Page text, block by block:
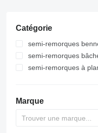
Catégorie
semi-remorques
semi-remorques
semi-remorques à
Marque